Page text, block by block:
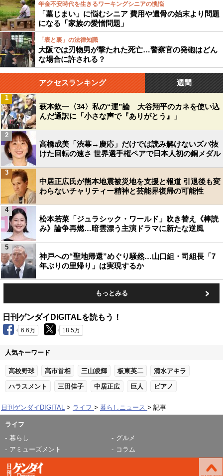
年金不安時代を生きるワーキングシニアの懊悩
「墓じまい」に悩むシニア 費用や遺骨の始末より問題
になる「家族の愛憎問題」
「表と裏」の法律知識
大阪では刃物男が撃たれた死亡…警察官の発砲はどん
な場合に許される？
アクセスランキング 週間
萩本欽一〈34〉私の“運”論 大谷翔平のカネを使い込
んだ通訳に「小さな声で『ありがとう』」
1
高橋成美「渋幕→慶応」だけでは読み解けないズバ抜
けた回転の速さ 世界選手権ペアで日本人初の銅メダル
2
中居正広氏が熊本地震被災地を支援と報道 引退後も変
わらないチャリティー精神と芸能界復帰の可能性
3
松本若菜「ジュラシック・ワールド」吹き替え《棒読
み》論争再燃…暗雲漂う主演ドラマに新たな逆風
4
神戸への“聖地帰還”めぐり騒然…山口組・司組長「7
年ぶりの里帰り」は実現するか
5
もっとみる
日刊ゲンダイDIGITALを読もう！
6.6万 18.5万
人気キーワード
高校野球 高市首相 三山凌輝 板東英二 清水アキラ
ハラスメント 三田佳子 中居正広 巨人 ピアノ
日刊ゲンダイDIGITAL ライフ 暮らしニュース 記事
ライフ
暮らし
グルメ
アミューズメント
コラム